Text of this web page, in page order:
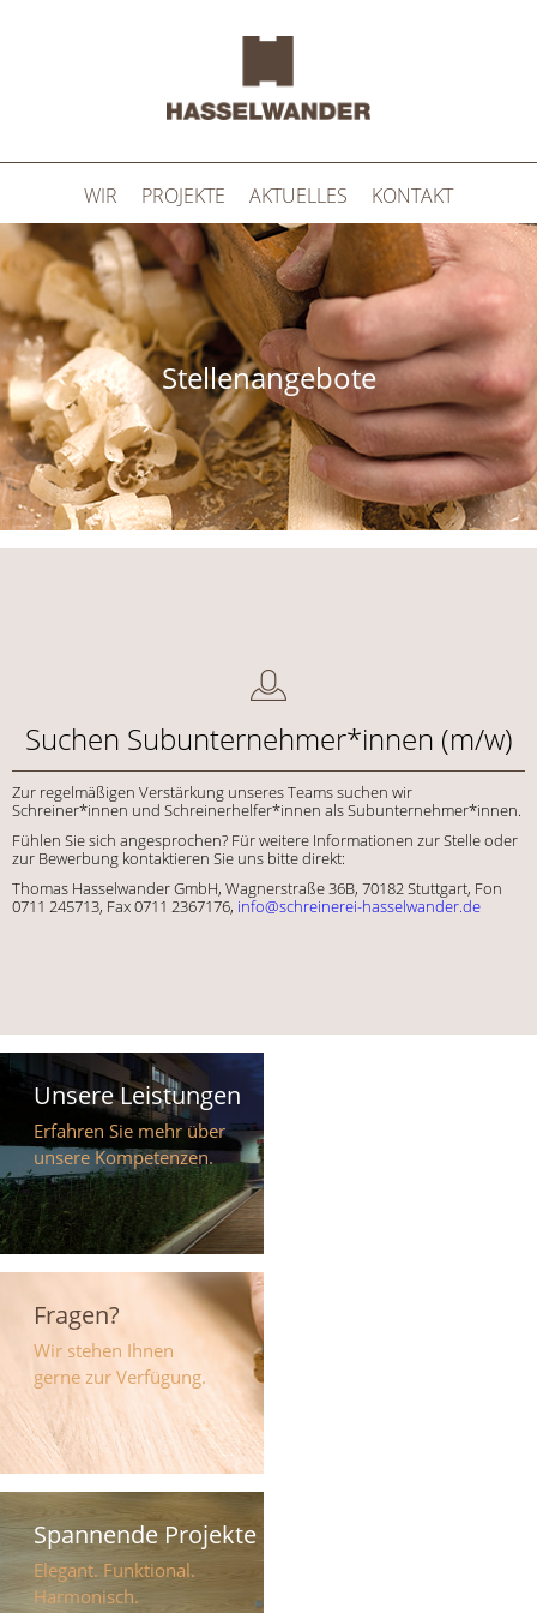
WIR PROJEKTE AKTUELLES KONTAKT
You are here
Stellenangebote
Suchen Subunternehmer*innen (m/w)
Zur regelmäßigen Verstärkung unseres Teams suchen wir
Schreiner*innen und Schreinerhelfer*innen als Subunternehmer*innen.
Fühlen Sie sich angesprochen? Für weitere Informationen zur Stelle oder
zur Bewerbung kontaktieren Sie uns bitte direkt:
Thomas Hasselwander GmbH, Wagnerstraße 36B, 70182 Stuttgart, Fon
0711 245713, Fax 0711 2367176, info@schreinerei-hasselwander.de
Unsere Leistungen
Erfahren Sie mehr über
unsere Kompetenzen.
Fragen?
Wir stehen Ihnen
gerne zur Verfügung.
Spannende Projekte
Elegant. Funktional.
Harmonisch.